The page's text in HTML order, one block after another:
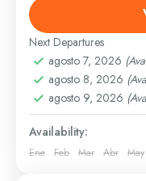
disponibilidad.
Centro de
Santo Domingo
1 Person
Next Departures
agosto 7, 2026
agosto 8, 2026
agosto 9, 2026
Availability:
Ene Feb Mar Abr May